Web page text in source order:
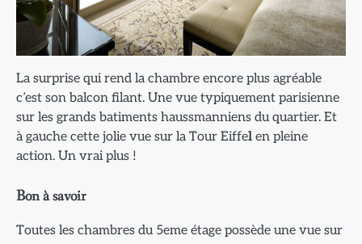
La surprise qui rend la chambre encore plus agréable
c’est son balcon filant. Une vue typiquement parisienne
sur les grands batiments haussmanniens du quartier. Et
à gauche cette jolie vue sur la Tour Eiffel en pleine
action. Un vrai plus !
Bon à savoir
Toutes les chambres du 5eme étage possède une vue sur